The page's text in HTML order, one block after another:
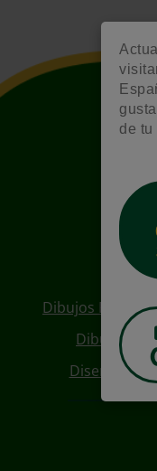
de
Dibujos Para
Dibujos De
Diseños